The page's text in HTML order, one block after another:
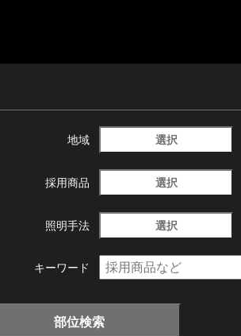
地域 選択
採用商品 選択
照明手法 選択
キーワード
部位検索